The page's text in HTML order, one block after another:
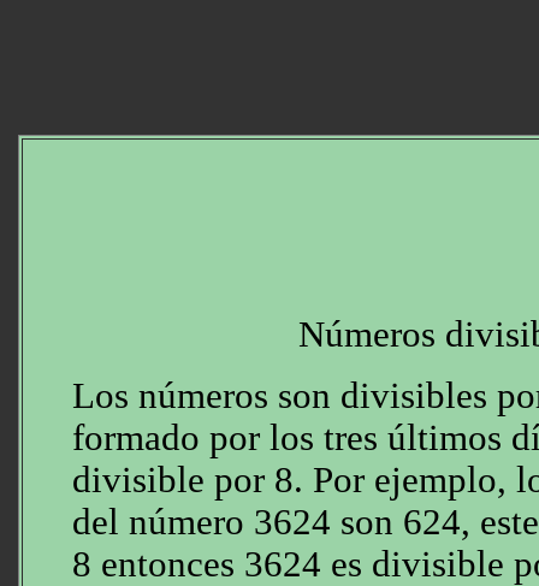
Números
Los números son divisibles
formado por los tres últimos
divisible por 8. Por ejemplo,
del número 3624 son 624,
8 entonces 3624 es divisible